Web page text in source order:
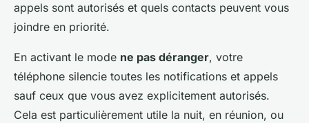
appels sont autorisés et quels contacts peuvent vous
joindre en priorité.
En activant le mode ne pas déranger, votre
téléphone silencie toutes les notifications et appels
sauf ceux que vous avez explicitement autorisés.
Cela est particulièrement utile la nuit, en réunion, ou